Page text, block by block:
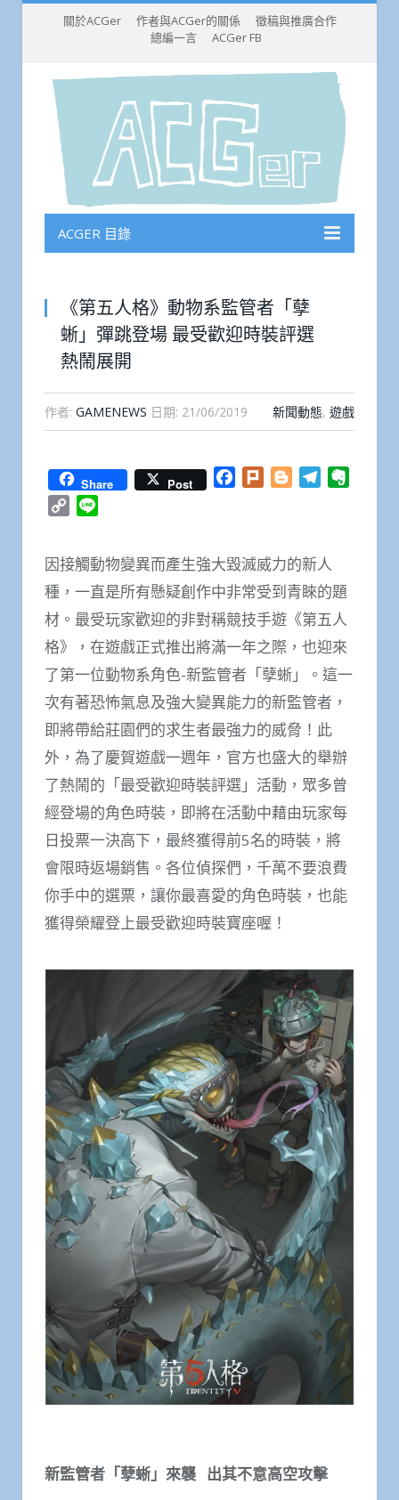
關於ACGer 作者與ACGer的關係
徵稿與推廣合作
總編一言
ACGer FB
ACGER 目錄
《第五人格》動物系監管者「孽
蜥」彈跳登場 最受歡迎時裝評選
熱鬧展開
作者: GAMENEWS 日期: 21/06/2019 新聞動態, 遊戲
Share Post Facebook
Plurk BloggerTelegram
Copy
因接觸動物變異而產生強大毀滅威力的新人
種，一直是所有懸疑創作中非常受到青睞的題
材。最受玩家歡迎的非對稱競技手遊《第五人
格》，在遊戲正式推出將滿一年之際，也迎來
了第一位動物系角色-新監管者「孽蜥」。這一
次有著恐怖氣息及強大變異能力的新監管者，
即將帶給莊園們的求生者最強力的威脅！此
外，為了慶賀遊戲一週年，官方也盛大的舉辦
了熱鬧的「最受歡迎時裝評選」活動，眾多曾
經登場的角色時裝，即將在活動中藉由玩家每
日投票一決高下，最終獲得前5名的時裝，將
會限時返場銷售。各位偵探們，千萬不要浪費
你手中的選票，讓你最喜愛的角色時裝，也能
獲得榮耀登上最受歡迎時裝寶座喔！
新監管者「孽蜥」來襲 出其不意高空攻擊